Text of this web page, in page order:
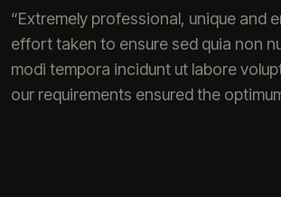
“Extremely professional, unique and
effort taken to ensure sed quia non
modi tempora incidunt ut labore
our requirements ensured the